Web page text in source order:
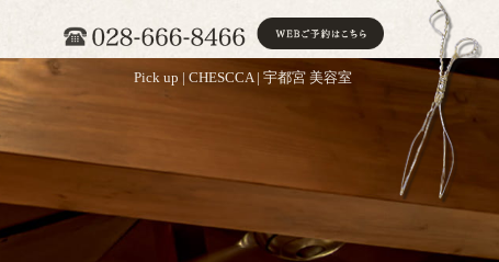
Pick up | CHESCCA | 宇都宮 美容室